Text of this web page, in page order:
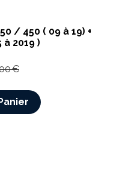
/ 450 ( 09 à 19) +
à 2019 )
€